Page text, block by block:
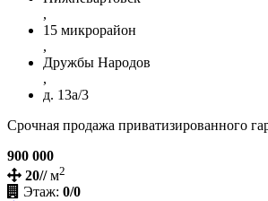
,
15 микрорайон
,
Дружбы Народов
,
д. 13а/3
Срочная продажа приватизированного
900 000
20//м2
Этаж: 0/0